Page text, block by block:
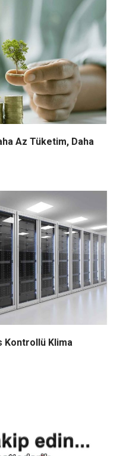
Az Tüketim, Daha
Kontrollü Klima